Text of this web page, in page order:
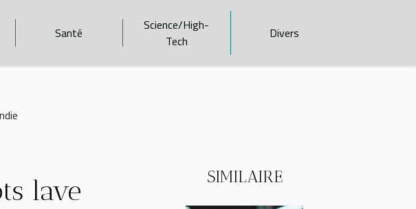
Santé
Science/High-
Tech
Divers
lave
SIMILAIRE